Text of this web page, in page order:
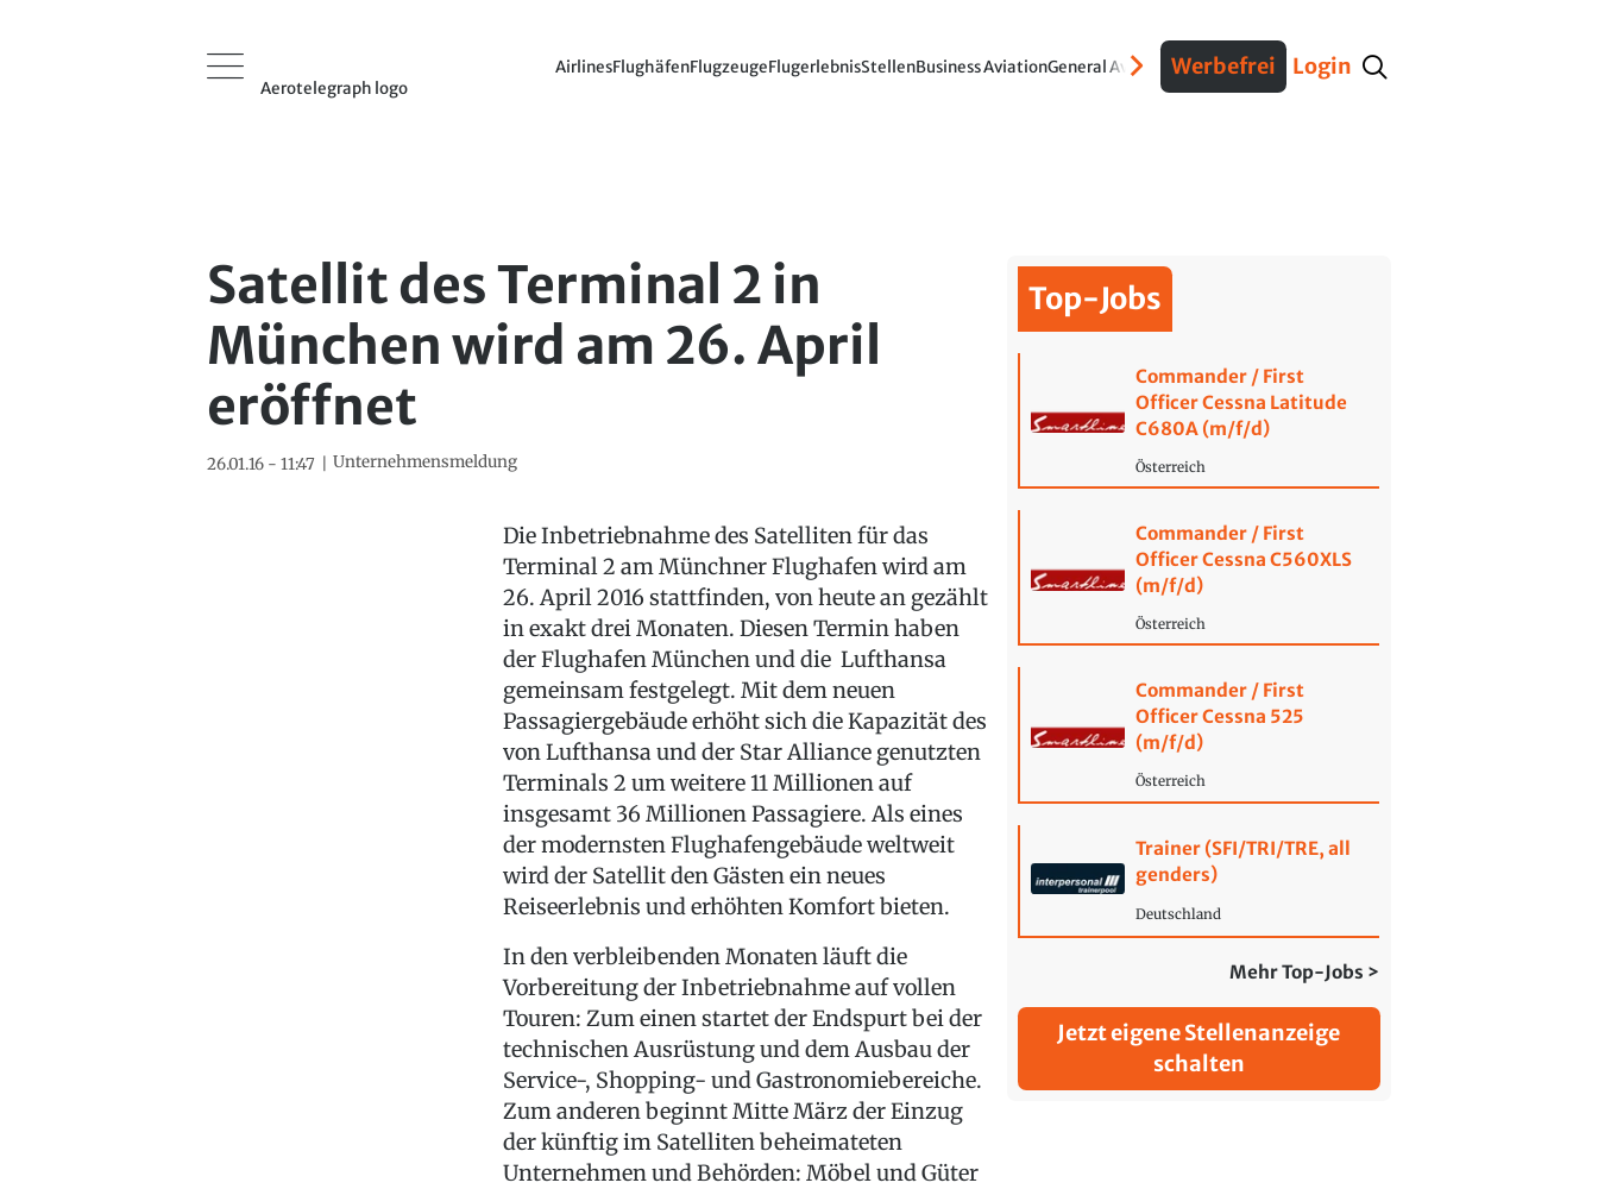
Aerotelegraph logo
AirlinesFlughäfenFlugzeugeFlugerlebnisStellenBusiness AviationGeneral AviationVerteidigungInterviews Fracht
Werbefrei Login
Satellit des Terminal 2 in
München wird am 26. April
eröffnet
26.01.16 - 11:47 Unternehmensmeldung
Die Inbetriebnahme des Satelliten für das
Terminal 2 am Münchner Flughafen wird am
26. April 2016 stattfinden, von heute an gezählt
in exakt drei Monaten. Diesen Termin haben
der Flughafen München und die Lufthansa
gemeinsam festgelegt. Mit dem neuen
Passagiergebäude erhöht sich die Kapazität des
von Lufthansa und der Star Alliance genutzten
Terminals 2 um weitere 11 Millionen auf
insgesamt 36 Millionen Passagiere. Als eines
der modernsten Flughafengebäude weltweit
wird der Satellit den Gästen ein neues
Reiseerlebnis und erhöhten Komfort bieten.
In den verbleibenden Monaten läuft die
Vorbereitung der Inbetriebnahme auf vollen
Touren: Zum einen startet der Endspurt bei der
technischen Ausrüstung und dem Ausbau der
Service-, Shopping- und Gastronomiebereiche.
Zum anderen beginnt Mitte März der Einzug
der künftig im Satelliten beheimateten
Unternehmen und Behörden: Möbel und Güter
Top-Jobs
Commander / First
Officer Cessna Latitude
C680A (m/f/d)
Österreich
Commander / First
Officer Cessna C560XLS
(m/f/d)
Österreich
Commander / First
Officer Cessna 525
(m/f/d)
Österreich
Trainer (SFI/TRI/TRE, all
genders)
Deutschland
Mehr Top-Jobs >
Jetzt eigene Stellenanzeige
schalten